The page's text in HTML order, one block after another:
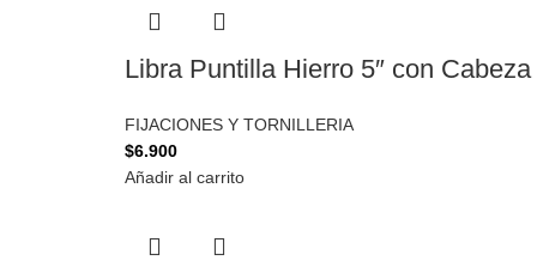
Libra Puntilla Hierro 5″ con Cabeza
FIJACIONES Y TORNILLERIA
$6.900
Añadir al carrito